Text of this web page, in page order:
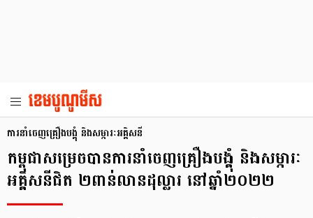
ការនាំចេញគ្រឿងបង្គុំ និងសម្ភារៈអគ្គិសនី
កម្ពុជាសម្រេចបានការនាំចេញគ្រឿងបង្គុំ និងសម្ភារៈ
អគ្គិសនីជិត ២ពាន់លានដុល្លារ នៅឆ្នាំ២០២២